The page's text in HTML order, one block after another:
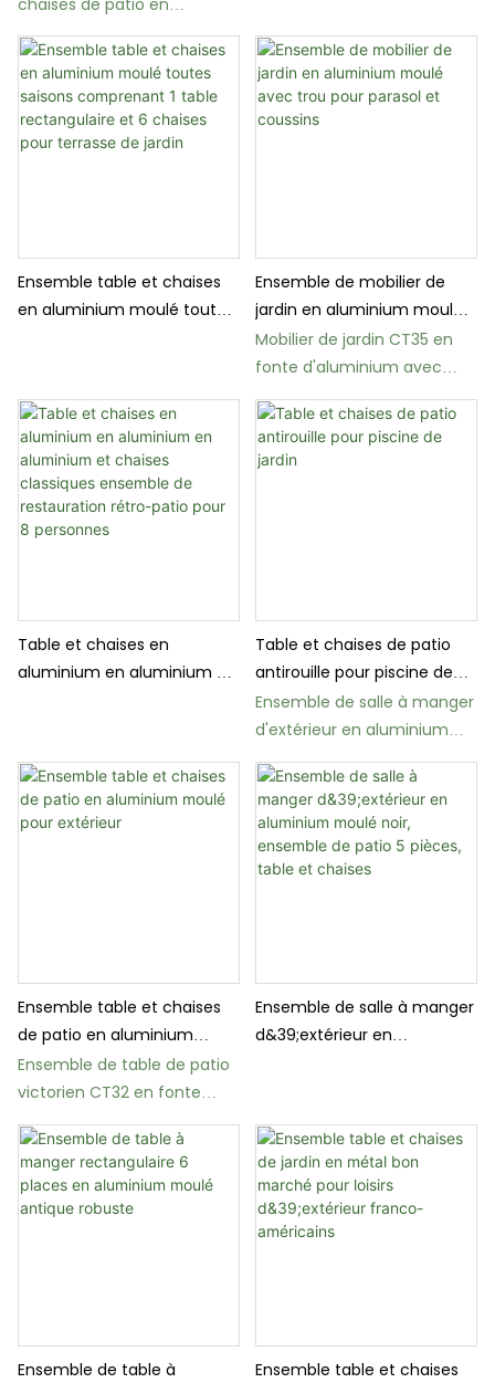
aluminium moulé résistant
aux intempéries CT38
Ensemble table et chaises
en aluminium moulé toutes
Ensemble de mobilier de
jardin en aluminium moulé
avec trou pour parasol et
coussins
Mobilier de jardin CT35 en
fonte d'aluminium avec
coussins kaki
Table et chaises en
aluminium en aluminium en
pour 8 personnes
Table et chaises de patio
antirouille pour piscine de
jardin
Ensemble de salle à manger
d'extérieur en aluminium
moulé CT33 - Mobilier de
patio
Ensemble table et chaises
de patio en aluminium
moulé pour extérieur
Ensemble de table de patio
victorien CT32 en fonte
d'aluminium
Ensemble de salle à manger
d&39;extérieur en
Ensemble de table à
Ensemble table et chaises